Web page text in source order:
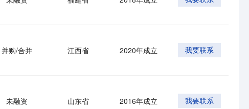
并购/合并 江西省 2020年成立 我要联系
未融资 山东省 2016年成立 我要联系